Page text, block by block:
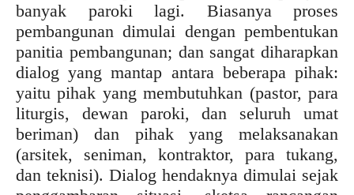
banyak paroki lagi. Biasanya proses
pembangunan dimulai dengan pembentukan
panitia pembangunan; dan sangat diharapkan
dialog yang mantap antara beberapa pihak:
yaitu pihak yang membutuhkan (pastor, para
liturgis, dewan paroki, dan seluruh umat
beriman) dan pihak yang melaksanakan
(arsitek, seniman, kontraktor, para tukang,
dan teknisi). Dialog hendaknya dimulai sejak